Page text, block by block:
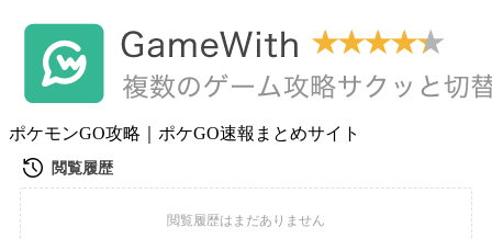
ポケモンGO攻略｜ポケGO速報まとめサイト